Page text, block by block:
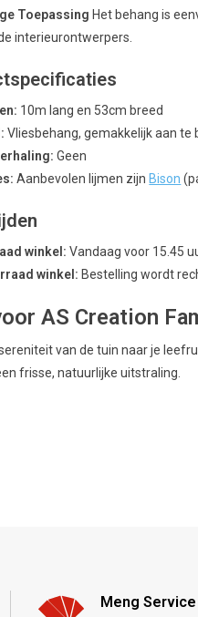
Toepassing Het behang is
interieurontwerpers.
10m lang en 53cm breed
Vliesbehang, gemakkelijk aan te
Geen
Aanbevolen lijmen zijn Bison
winkel: Vandaag voor 15.45
winkel: Bestelling wordt
AS Creation
van de tuin naar je
frisse, natuurlijke uitstraling.
Meng Service